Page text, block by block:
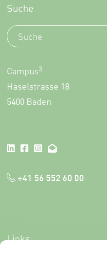
Suche
Campus3
Haselstrasse 18
5400 Baden
+41 56 552 60 00
Links